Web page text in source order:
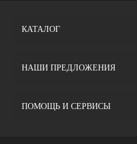
КАТАЛОГ
НАШИ ПРЕДЛОЖЕНИЯ
ПОМОЩЬ И СЕРВИСЫ